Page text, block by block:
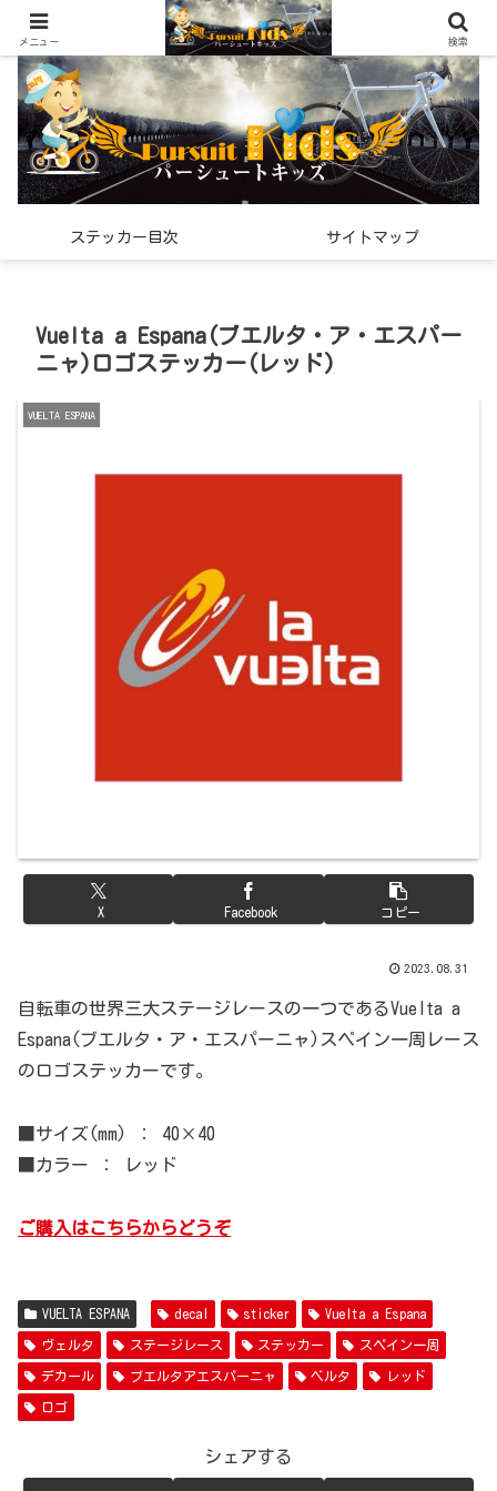
世界中で見つけた「希少なスポーツ雑貨」の紹介メディア
ステッカー目次 サイトマップ
Vuelta a Espana(ブエルタ・ア・エスパー
ニャ)ロゴステッカー(レッド)
VUELTA ESPANA
X Facebook コピー
2023.08.31
自転車の世界三大ステージレースの一つであるVuelta a
Espana(ブエルタ・ア・エスパーニャ)スペイン一周レース
のロゴステッカーです。
■サイズ(mm) ： 40×40
■カラー ： レッド
ご購入はこちらからどうぞ
VUELTA ESPANA decal sticker Vuelta a Espana
ヴェルタ ステージレース ステッカー スペイン一周
デカール ブエルタアエスパーニャ ベルタ レッド
ロゴ
シェアする
メニュー 検索